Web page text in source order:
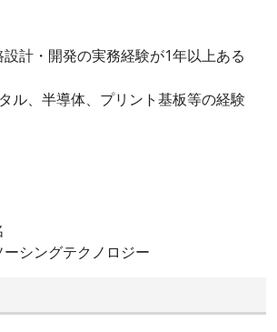
設計・開発の実務経験が1年以上ある
ル、半導体、プリント基板等の経験
シングテクノロジー